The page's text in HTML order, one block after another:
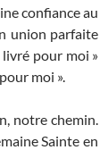
confiance au
union parfaite
livré pour moi »
moi ».
notre chemin.
Sainte en